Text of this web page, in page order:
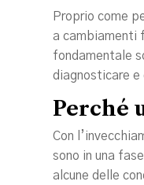
Proprio come
a cambiamenti
fondamentale
diagnosticare
Perché
Con
sono in una
alcune delle